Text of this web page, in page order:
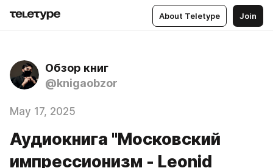
About Teletype Join
Обзор книг
@knigaobzor
May 17, 2025
Аудиокнига "Московский
импрессионизм - Leonid